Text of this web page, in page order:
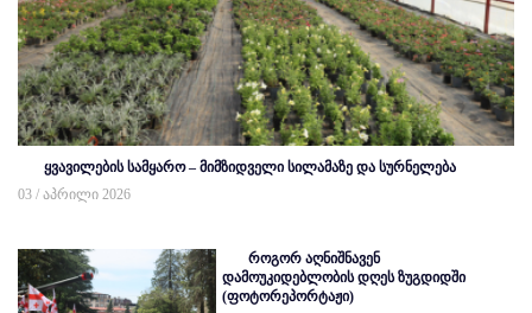
ყვავილების სამყარო – მიმზიდველი სილამაზე და სურნელება
03 / აპრილი 2026
როგორ აღნიშნავენ
დამოუკიდებლობის დღეს ზუგდიდში
(ფოტორეპორტაჟი)